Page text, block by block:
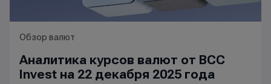
Обзор валют
Аналитика курсов валют от BCC
Invest на 22 декабря 2025 года